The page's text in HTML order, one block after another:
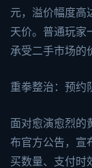
元，溢价幅度高
天价。普通玩家
承受二手市场的
重拳整治：预约
面对愈演愈烈的
布官方公告，宣
买数量、支付时